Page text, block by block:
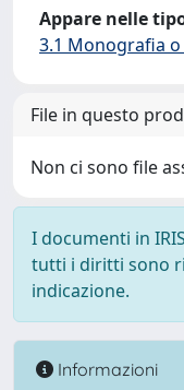
Appare nelle
3.1 Monografia
File in questo
Non ci sono file
I documenti in
tutti i diritti sono
indicazione.
Informazioni